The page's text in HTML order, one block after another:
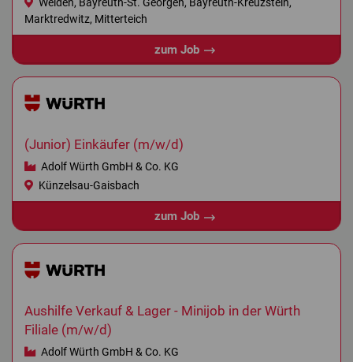
Marktredwitz, Mitterteich
zum Job
(Junior) Einkäufer (m/w/d)
Adolf Würth GmbH & Co. KG
Künzelsau-Gaisbach
zum Job
Aushilfe Verkauf & Lager - Minijob in der Würth
Filiale (m/w/d)
Adolf Würth GmbH & Co. KG